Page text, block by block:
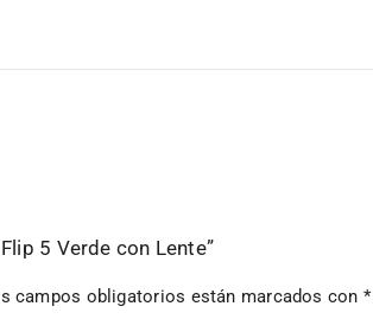
5 Verde con Lente”
campos obligatorios están marcados con *